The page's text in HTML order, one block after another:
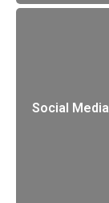
Social Media